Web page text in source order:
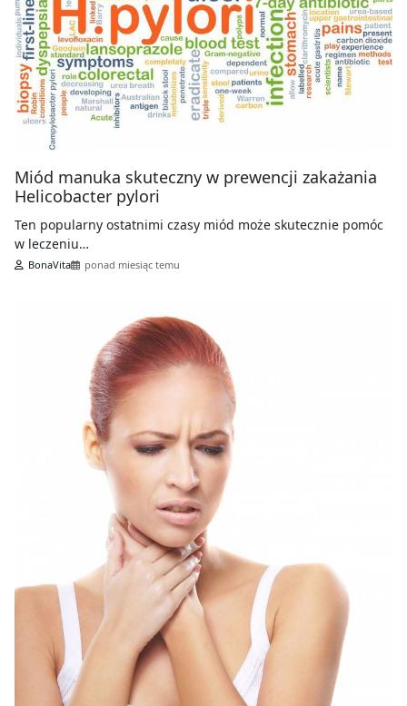
Miód manuka skuteczny w prewencji zakażania
Helicobacter pylori
Ten popularny ostatnimi czasy miód może skutecznie pomóc
w leczeniu…
BonaVita ponad miesiąc temu